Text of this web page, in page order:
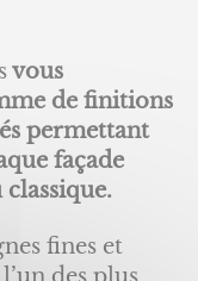
la
rentrée
!
vous
de finitions
permettant
façade
fines et